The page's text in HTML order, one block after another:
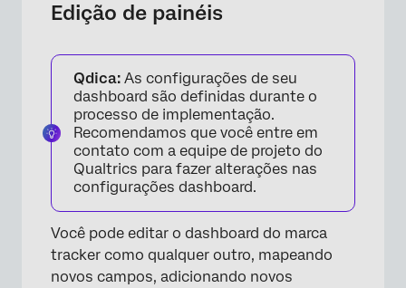
Edição de painéis
Qdica: As configurações de seu
dashboard são definidas durante o
processo de implementação.
Recomendamos que você entre em
contato com a equipe de projeto do
Qualtrics para fazer alterações nas
configurações dashboard.
Você pode editar o dashboard do marca
tracker como qualquer outro, mapeando
novos campos, adicionando novos